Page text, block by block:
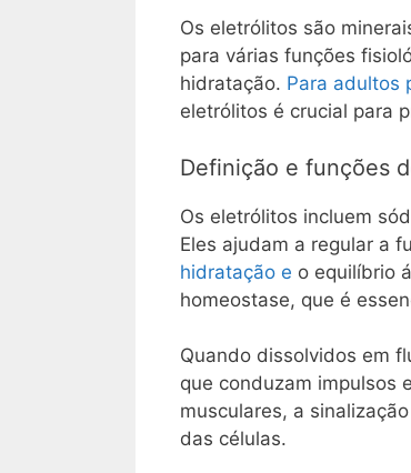
Os eletrólitos são
para várias funções
hidratação. Para adultos
eletrólitos é crucial para
Definição e funções
Os eletrólitos incluem
Eles ajudam a regular a
hidratação e o equilíbrio
homeostase, que é
Quando dissolvidos em
que conduzam impulsos
musculares, a
das células.